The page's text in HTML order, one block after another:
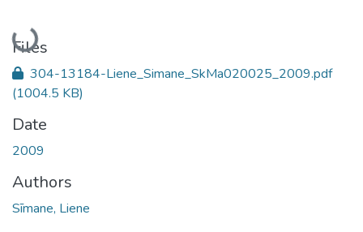
Loading...
Files
304-13184-Liene_Simane_SkMa020025_2009.pdf
(1004.5 KB)
Date
2009
Authors
Sīmane, Liene